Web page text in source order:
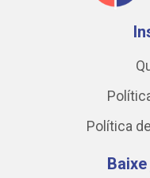
Política